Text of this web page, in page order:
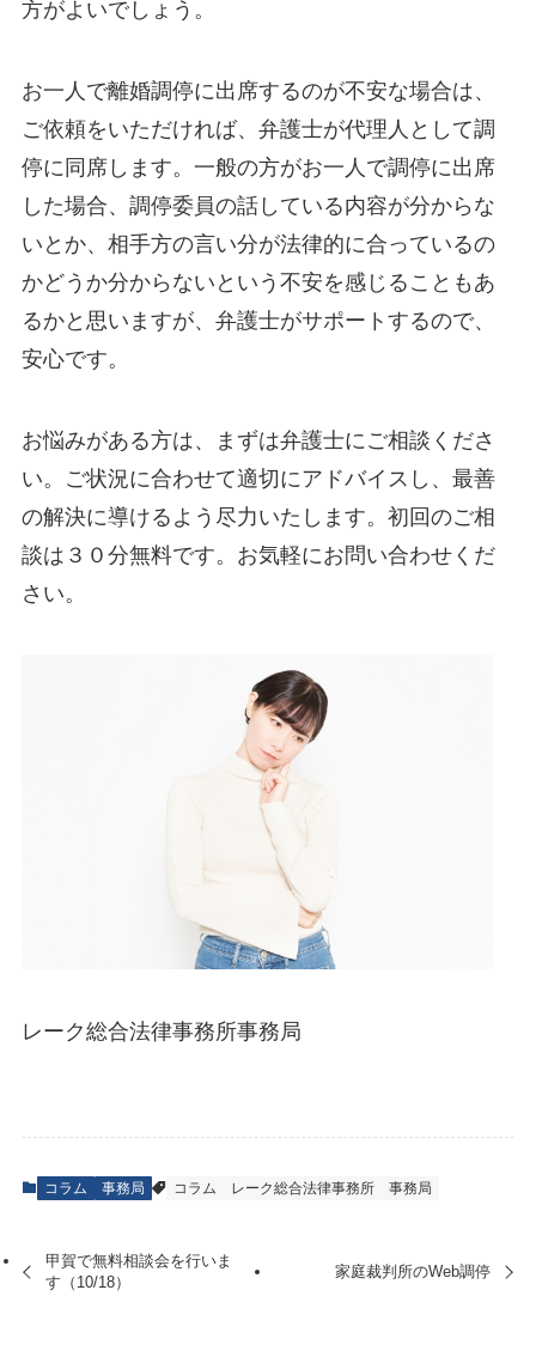
方がよいでしょう。
お一人で離婚調停に出席するのが不安な場合は、
ご依頼をいただければ、弁護士が代理人として調
停に同席します。一般の方がお一人で調停に出席
した場合、調停委員の話している内容が分からな
いとか、相手方の言い分が法律的に合っているの
かどうか分からないという不安を感じることもあ
るかと思いますが、弁護士がサポートするので、
安心です。
お悩みがある方は、まずは弁護士にご相談くださ
い。ご状況に合わせて適切にアドバイスし、最善
の解決に導けるよう尽力いたします。初回のご相
談は３０分無料です。お気軽にお問い合わせくだ
さい。
レーク総合法律事務所事務局
コラム 事務局 コラム レーク総合法律事務所 事務局
甲賀で無料相談会を行いま
す（10/18）
家庭裁判所のWeb調停